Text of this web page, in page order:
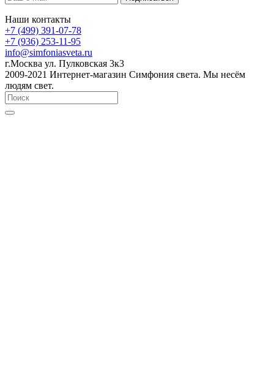
Наши контакты
+7 (499) 391-07-78
+7 (936) 253-11-95
info@simfoniasveta.ru
г.Москва ул. Пулковская 3к3
2009-2021 Интернет-магазин Симфония света. Мы несём
людям свет.